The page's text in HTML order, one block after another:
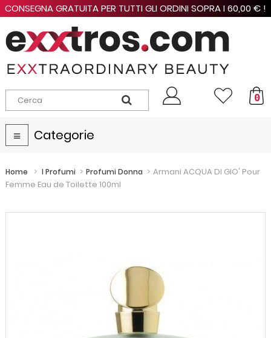
CONSEGNA GRATUITA PER TUTTI GLI ORDINI SOPRA I 60,00 € !
0
Navigazione
Toggle
Categorie
Home > I Profumi > Profumi Donna > Armani ACQUA DI GIO' Pour
Femme Eau de Toilette 100ml